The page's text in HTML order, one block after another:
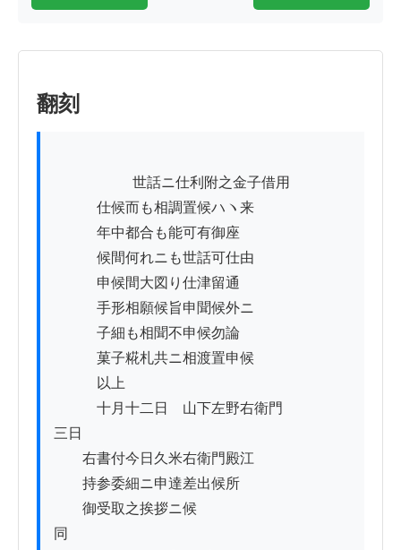
翻刻
仕候而も相調置候ハヽ来
年中都合も能可有御座
候間何れニも世話可仕由
申候間大図り仕津留通
手形相願候旨申聞候外ニ
子細も相聞不申候勿論
菓子糀札共ニ相渡置申候
以上
十月十二日　山下左野右衛門
三日
右書付今日久米右衛門殿江
持参委細ニ申達差出候所
御受取之挨拶ニ候
同